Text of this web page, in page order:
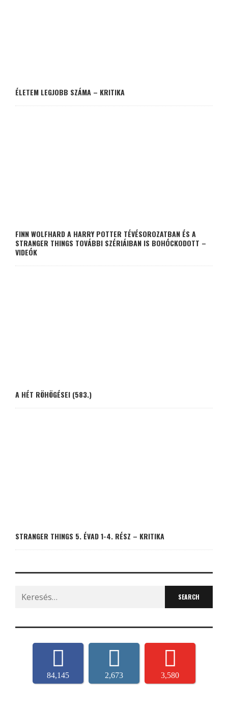
ÉLETEM LEGJOBB SZÁMA – KRITIKA
FINN WOLFHARD A HARRY POTTER TÉVÉSOROZATBAN ÉS A
STRANGER THINGS TOVÁBBI SZÉRIÁIBAN IS BOHÓCKODOTT –
VIDEÓK
A HÉT RÖHÖGÉSEI (583.)
STRANGER THINGS 5. ÉVAD 1-4. RÉSZ – KRITIKA
Search
for:
84,145 2,673 3,580